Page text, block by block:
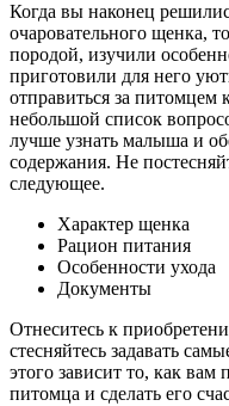
Когда вы наконец
очаровательного щенка,
породой, изучили
приготовили для него
отправиться за питомцем
небольшой список
лучше узнать малыша и
содержания. Не
следующее.
Характер щенка
Рацион питания
Особенности ухода
Документы
Отнеситесь к
стесняйтесь задавать
этого зависит то, как вам
питомца и сделать его